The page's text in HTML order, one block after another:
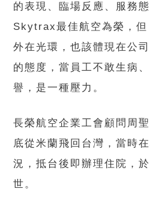
的表現、臨場反應、服務
Skytrax最佳航空為榮，但
外在光環，也該體現在公
的態度，當員工不敢生病
譽，是一種壓力。
長榮航空企業工會顧問周
底從米蘭飛回台灣，當時
況，抵台後即辦理住院，
世。